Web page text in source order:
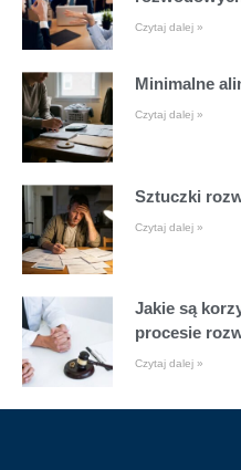
Czytaj dalej »
Minimalne
Czytaj dalej »
Sztuczki
Czytaj dalej »
Jakie są
procesie
Czytaj dalej »